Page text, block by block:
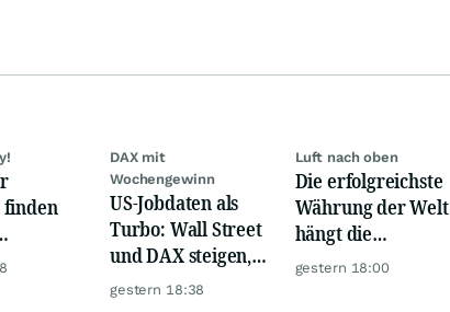
finden
DAX mit
Wochengewinn
US-Jobdaten als
Turbo: Wall Street
und DAX steigen,
Gold glänzt
gestern 18:38
Luft nach oben
Die erfolgreichste
Währung der Welt
hängt die
Konkurrenz ab
gestern 18:00